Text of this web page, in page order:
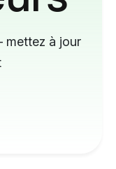
mettez à jour